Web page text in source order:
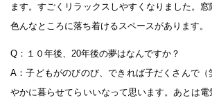
ます。すごくリラックスしやすくなりました。窓
色んなところに落ち着けるスペースがあります。
Q：１０年後、20年後の夢はなんですか？
A：子どもがのびのび、できれば子だくさんで（
やかに暮らせてらいいなって思います。あとは